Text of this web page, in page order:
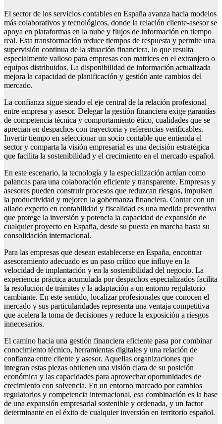
El sector de los servicios contables en España avanza hacia modelos
más colaborativos y tecnológicos, donde la relación cliente-asesor se
apoya en plataformas en la nube y flujos de información en tiempo
real. Esta transformación reduce tiempos de respuesta y permite una
supervisión continua de la situación financiera, lo que resulta
especialmente valioso para empresas con matrices en el extranjero o
equipos distribuidos. La disponibilidad de información actualizada
mejora la capacidad de planificación y gestión ante cambios del
mercado.
La confianza sigue siendo el eje central de la relación profesional
entre empresa y asesor. Delegar la gestión financiera exige garantías
de competencia técnica y comportamiento ético, cualidades que se
aprecian en despachos con trayectoria y referencias verificables.
Invertir tiempo en seleccionar un socio contable que entienda el
sector y comparta la visión empresarial es una decisión estratégica
que facilita la sostenibilidad y el crecimiento en el mercado español.
En este escenario, la tecnología y la especialización actúan como
palancas para una colaboración eficiente y transparente. Empresas y
asesores pueden construir procesos que reduzcan riesgos, impulsen
la productividad y mejoren la gobernanza financiera. Contar con un
aliado experto en contabilidad y fiscalidad es una medida preventiva
que protege la inversión y potencia la capacidad de expansión de
cualquier proyecto en España, desde su puesta en marcha hasta su
consolidación internacional.
Para las empresas que desean establecerse en España, encontrar
asesoramiento adecuado es un paso crítico que influye en la
velocidad de implantación y en la sostenibilidad del negocio. La
experiencia práctica acumulada por despachos especializados facilita
la resolución de trámites y la adaptación a un entorno regulatorio
cambiante. En este sentido, localizar profesionales que conocen el
mercado y sus particularidades representa una ventaja competitiva
que acelera la toma de decisiones y reduce la exposición a riesgos
innecesarios.
El camino hacia una gestión financiera eficiente pasa por combinar
conocimiento técnico, herramientas digitales y una relación de
confianza entre cliente y asesor. Aquellas organizaciones que
integran estas piezas obtienen una visión clara de su posición
económica y las capacidades para aprovechar oportunidades de
crecimiento con solvencia. En un entorno marcado por cambios
regulatorios y competencia internacional, esa combinación es la base
de una expansión empresarial sostenible y ordenada, y un factor
determinante en el éxito de cualquier inversión en territorio español.